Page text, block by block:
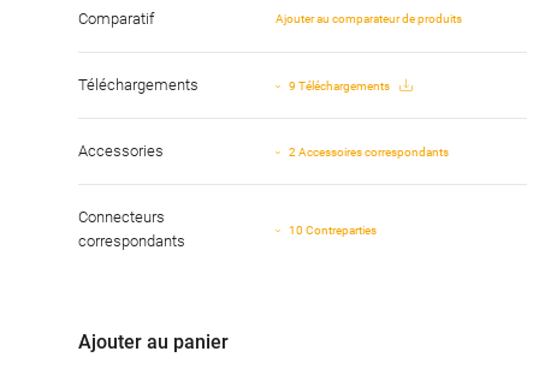
Comparatif Ajouter au comparateur de produits
Téléchargements 9 Téléchargements
Accessories 2 Accessoires correspondants
Connecteurs
correspondants
10 Contreparties
Ajouter au panier